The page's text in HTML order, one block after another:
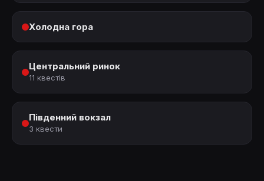
Холодна гора
Центральний ринок
11 квестів
Південний вокзал
3 квести